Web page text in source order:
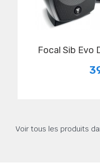
Focal Sib
Voir tous les produits